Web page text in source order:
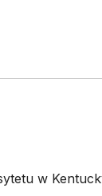
w